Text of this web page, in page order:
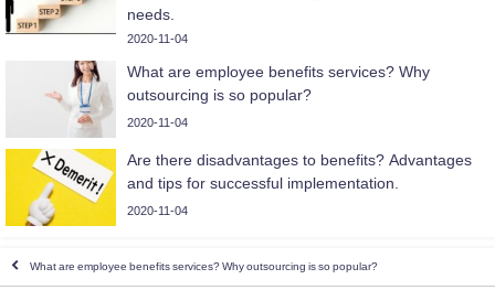
needs.
2020-11-04
What are employee benefits services? Why
outsourcing is so popular?
2020-11-04
Are there disadvantages to benefits? Advantages
and tips for successful implementation.
2020-11-04
What are employee benefits services? Why outsourcing is so popular?